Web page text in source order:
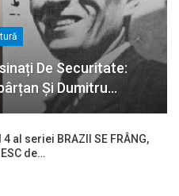
De Securitate:
Și Dumitru…
al seriei BRAZII SE FRÂNG,
de…